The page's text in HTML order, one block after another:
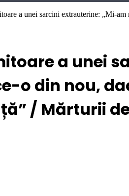
a unei sarcini extrauterine: „Mi-
a unei
o din nou,
/ Mărturii